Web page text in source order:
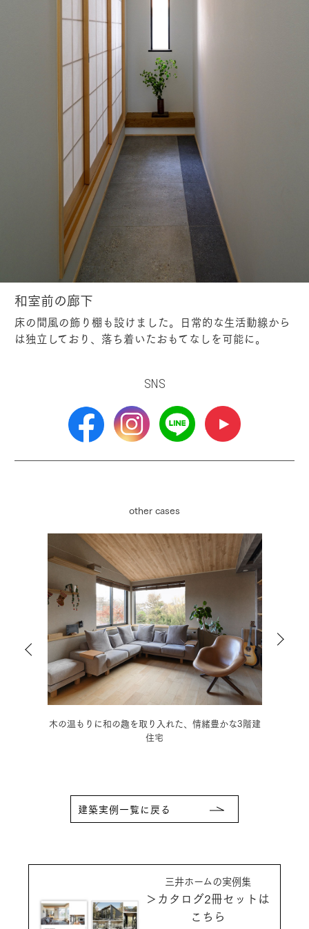
和室前の廊下
床の間風の飾り棚も設けました。日常的な生活動線から
は独立しており、落ち着いたおもてなしを可能に。
SNS
other cases
モノトーンの静謐な空間に癒される、こだわりの3階
建住宅
建築実例一覧に戻る
三井ホームの実例集
＞カタログ2冊セットは
こちら